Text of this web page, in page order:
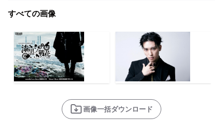
すべての画像
画像一括ダウンロード